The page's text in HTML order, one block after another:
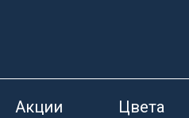
Акции Цвета